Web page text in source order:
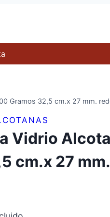
Gramos 32,5 cm.x 27 mm.
Vidrio
cm.x 27